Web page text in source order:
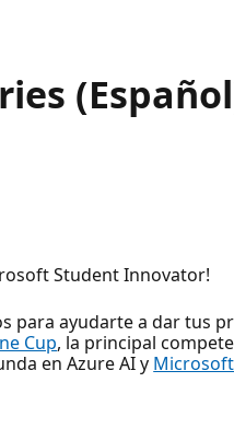
Student Innovator!
para ayudarte a dar tus
Cup, la principal
en Azure AI y